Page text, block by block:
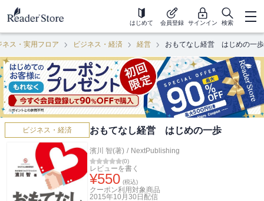
はじめて 会員登録 サインイン 検索
ネス・実用フロア ビジネス・経済 経営 おもてなし経営 はじめの一歩
ビジネス・経済 おもてなし経営 はじめの一歩
濱川 智(著) / NextPublishing
(0)
レビューを書く
¥550 (税込)
クーポン利用対象商品
2015年10月30日 配信